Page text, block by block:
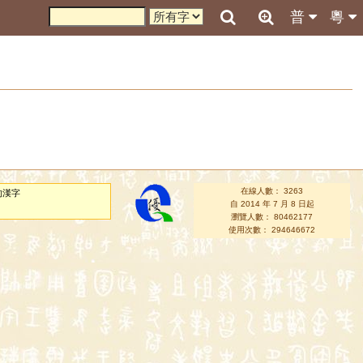
粵
普
漢字
在線人數： 3263
自 2014 年 7 月 8 日起
瀏覽人數： 80462177
使用次數： 294646672